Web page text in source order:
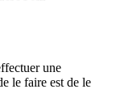
une
le faire est de le